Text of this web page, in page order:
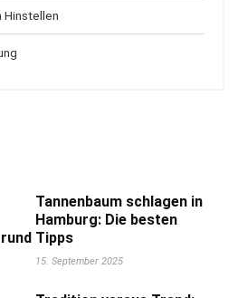
Hinstellen
Tannenbaum schlagen in
Hamburg: Die besten
Tipps
15. September 2025